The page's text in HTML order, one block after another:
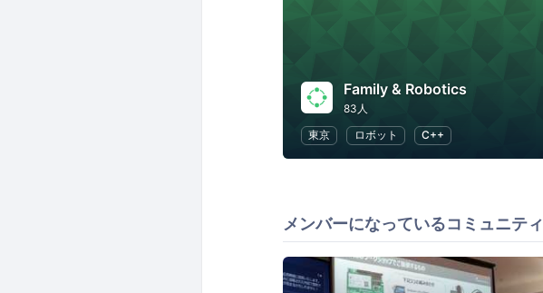
Family & Robotics
83人
東京
ロボット C++
メンバーになっているコミュニティ